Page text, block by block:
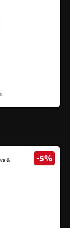
&
-5%